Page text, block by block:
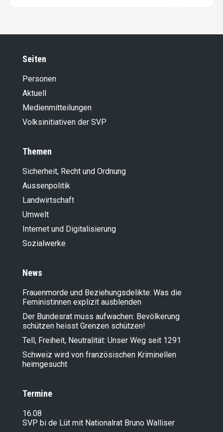
Seiten
Personen
Aktuell
Medienmitteilungen
Volksinitiativen der SVP
Themen
Sicherheit, Recht und Ordnung
Aussenpolitik
Landwirt­schaft
Umwelt
Internet und Digitalisierung
Sozialwerke
News
Frauenmorde und Beziehungsdelikte: Was die
Feministinnen explizit ausblenden
Der Bundesrat muss aufwachen: Bevölkerung
schützen heisst Grenzen schützen!
Tell, Freiheit, Neutralität: Unser Weg seit 1291
Schweiz wird von französischen Kriminellen
heimgesucht
Termine
16.08
SVP bi de Lüt mit Nationalrat Bruno Walliser